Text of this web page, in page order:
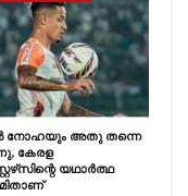
നോഹയും അതു തന്നെ
കേരള
യഥാർത്ഥ